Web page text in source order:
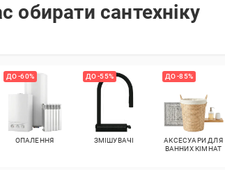
обирати сантехніку
ДО -60%
ОПАЛЕННЯ
ДО -55%
ЗМІШУВАЧІ
ДО -85%
АКСЕСУАРИ ДЛЯ
ВАННИХ КІМНАТ